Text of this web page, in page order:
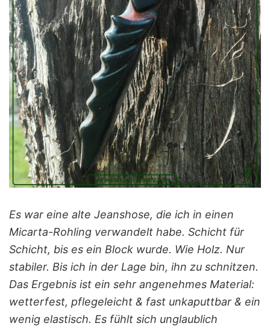
Es war eine alte Jeanshose, die ich in einen
Micarta-Rohling verwandelt habe. Schicht für
Schicht, bis es ein Block wurde. Wie Holz. Nur
stabiler. Bis ich in der Lage bin, ihn zu schnitzen.
Das Ergebnis ist ein sehr angenehmes Material:
wetterfest, pflegeleicht & fast unkaputtbar & ein
wenig elastisch. Es fühlt sich unglaublich